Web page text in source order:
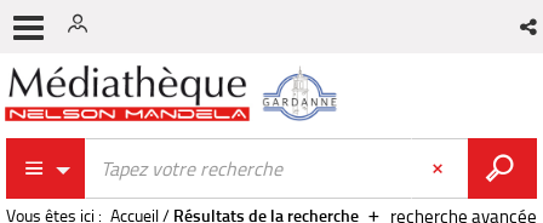
recherche avancée
Vous êtes ici : Accueil/ Résultats de la recherche